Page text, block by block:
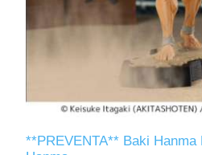
**PREVENTA** Baki Hanma